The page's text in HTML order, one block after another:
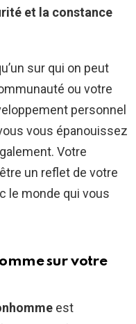
et la constance
sur qui on peut
ou votre
personnel
vous épanouissez
Votre
un reflet de votre
le monde qui vous
sur votre
est